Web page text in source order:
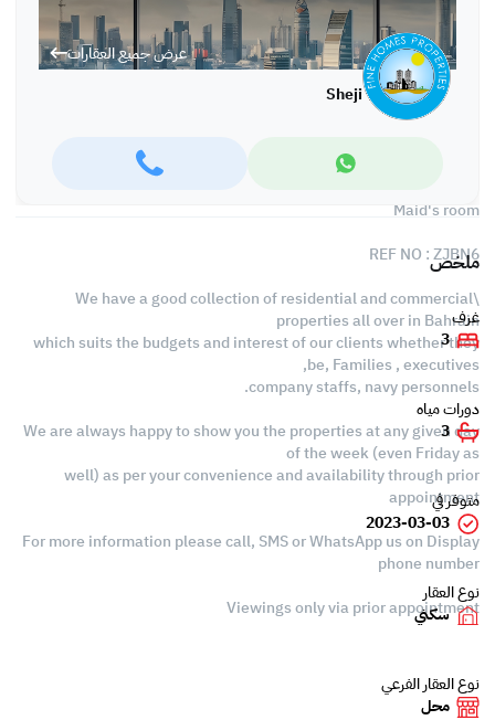
عرض جميع العقارات
Sheji
1st Floor:
2nd Floor:
Maid's room
REF NO : ZJBN6
\We have a good collection of residential and commercial
properties all over in Bahrain
which suits the budgets and interest of our clients whether they
be, Families , executives,
company staffs, navy personnels.
We are always happy to show you the properties at any given day
of the week (even Friday as
well) as per your convenience and availability through prior
appointment
For more information please call, SMS or WhatsApp us on Display
phone number
Viewings only via prior appointment
ملخص
غرف
3
دورات مياه
3
متوفر في
2023-03-03
نوع العقار
سكني
نوع العقار الفرعي
محل